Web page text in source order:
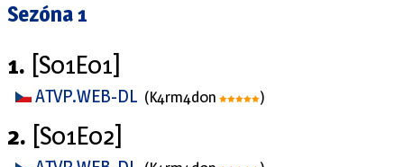
Sezóna 1
1. [S01E01]
ATVP.WEB-DL (K4rm4d0n )
2. [S01E02]